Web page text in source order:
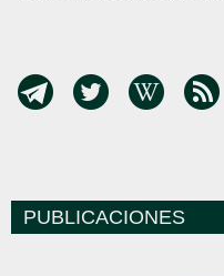
PUBLICACIONES